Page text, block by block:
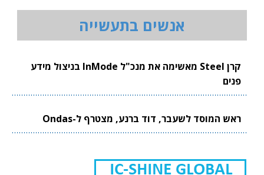
אנשים בתעשייה
קרן Steel מאשימה את מנכ"ל InMode בניצול מידע
פנים
ראש המוסד לשעבר, דוד ברנע, מצטרף ל-Ondas